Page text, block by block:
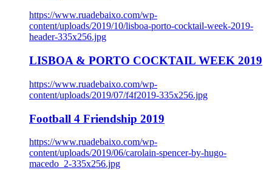
https://www.ruadebaixo.com/wp-
content/uploads/2019/10/lisboa-porto-cocktail-week-2019-
header-335x256.jpg
LISBOA & PORTO COCKTAIL WEEK 2019
https://www.ruadebaixo.com/wp-
content/uploads/2019/07/f4f2019-335x256.jpg
Football 4 Friendship 2019
https://www.ruadebaixo.com/wp-
content/uploads/2019/06/carolain-spencer-by-hugo-
macedo_2-335x256.jpg